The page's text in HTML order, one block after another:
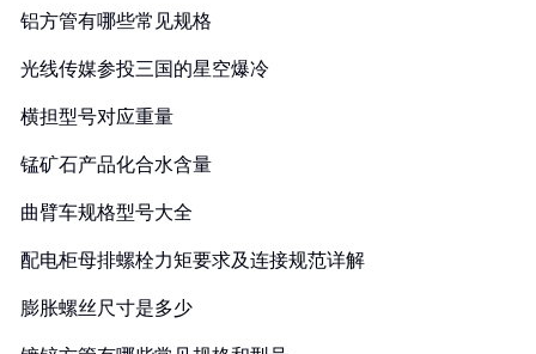
铝方管有哪些常见规格
光线传媒参投三国的星空爆冷
横担型号对应重量
锰矿石产品化合水含量
曲臂车规格型号大全
配电柜母排螺栓力矩要求及连接规范详解
膨胀螺丝尺寸是多少